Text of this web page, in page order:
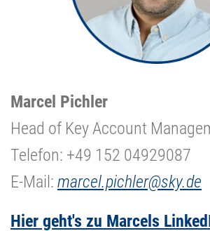
Marcel Pichler
Head of Key Account
Telefon: +49 152 04929087
E-Mail: marcel.pichler@sky.de
Hier geht's zu Marcels